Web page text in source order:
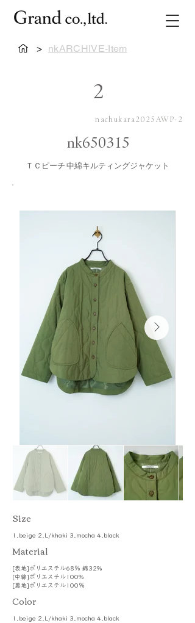
> nkARCHIVE-Item
2
nachukara2025AWP-2
nk650315
ＴＣピーチ 中綿キルティングジャケット
​Size
1.beige 2.L/khaki 3.mocha 4.black
​Material
[表地]ポリエステル68％ 綿32%
[中綿]ポリエステル100%
[裏地]ポリエステル100％
Color
1.beige 2.L/khaki 3.mocha 4.black